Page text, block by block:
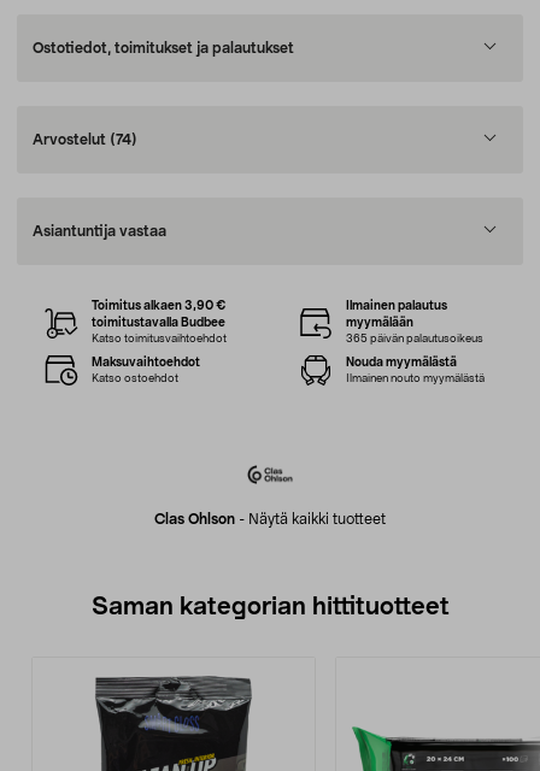
Ostotiedot, toimitukset ja palautukset
Arvostelut (74)
Asiantuntija vastaa
Clas Ohlson - Näytä kaikki tuotteet
Toimitus alkaen 3,90 €
toimitustavalla Budbee
Katso toimitusvaihtoehdot
Ilmainen palautus
myymälään
365 päivän palautusoikeus
Maksuvaihtoehdot
Katso ostoehdot
Nouda myymälästä
Ilmainen nouto myymälästä
Saman kategorian hittituotteet